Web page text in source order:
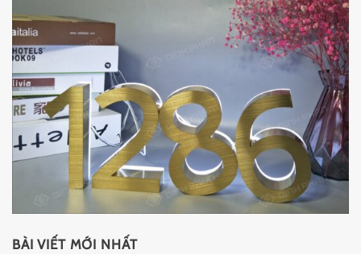
BÀI VIẾT MỚI NHẤT